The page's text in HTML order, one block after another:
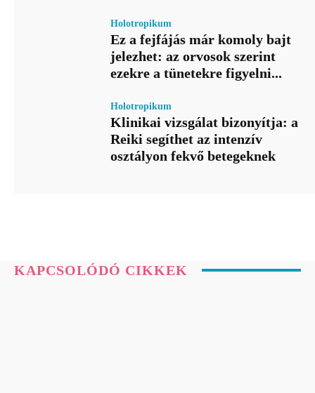
Holotropikum
Ez a fejfájás már komoly bajt
jelezhet: az orvosok szerint
ezekre a tünetekre figyelni...
Holotropikum
Klinikai vizsgálat bizonyítja: a
Reiki segíthet az intenzív
osztályon fekvő betegeknek
KAPCSOLÓDÓ CIKKEK